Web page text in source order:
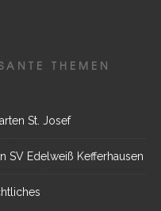
THEMEN
St. Josef
SV Edelweiß Kefferhausen